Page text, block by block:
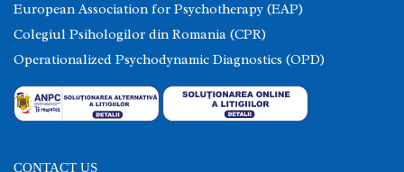
European Association for Psychotherapy (EAP)
Colegiul Psihologilor din Romania (CPR)
Operationalized Psychodynamic Diagnostics (OPD)
CONTACT US